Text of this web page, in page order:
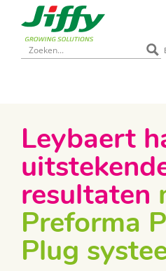
Leybaert
resultaten
Preforma
Plug